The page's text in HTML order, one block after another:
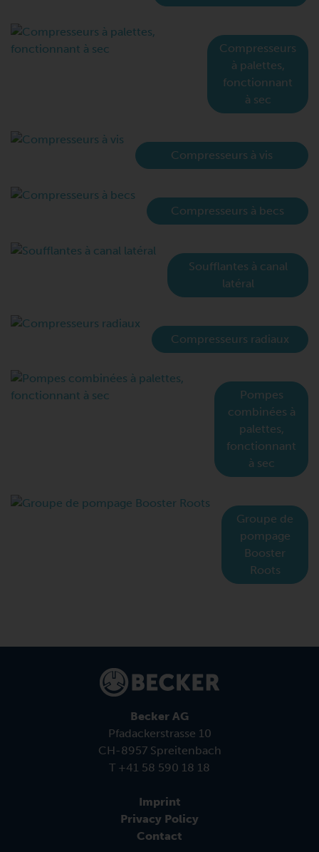
Compresseurs
à palettes,
fonctionnant
à sec
Compresseurs à vis
Compresseurs à becs
Soufflantes à canal
latéral
Compresseurs radiaux
Pompes
combinées à
palettes,
fonctionnant
à sec
Groupe de
pompage
Booster
Roots
Becker AG
Pfadackerstrasse 10
CH-8957 Spreitenbach
T +41 58 590 18 18
Imprint
Privacy Policy
Contact